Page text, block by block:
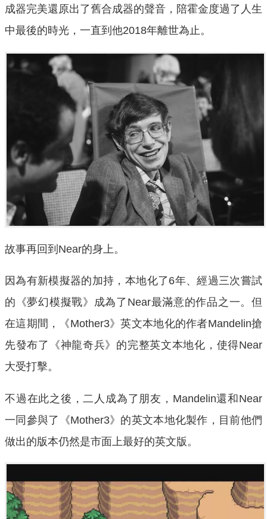
成器完美還原出了舊合成器的聲音，陪霍金度過了人生
中最後的時光，一直到他2018年離世為止。
故事再回到Near的身上。
因為有新模擬器的加持，本地化了6年、經過三次嘗試
的《夢幻模擬戰》成為了Near最滿意的作品之一。但
在這期間，《Mother3》英文本地化的作者Mandelin搶
先發布了《神龍奇兵》的完整英文本地化，使得Near
大受打擊。
不過在此之後，二人成為了朋友，Mandelin還和Near
一同參與了《Mother3》的英文本地化製作，目前他們
做出的版本仍然是市面上最好的英文版。